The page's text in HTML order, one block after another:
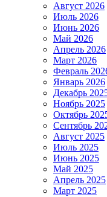
Август 2026
Июль 2026
Июнь 2026
Май 2026
Апрель 2026
Март 2026
Февраль
Январь 2026
Декабрь
Ноябрь 2025
Октябрь
Сентябрь
Август 2025
Июль 2025
Июнь 2025
Май 2025
Апрель 2025
Март 2025